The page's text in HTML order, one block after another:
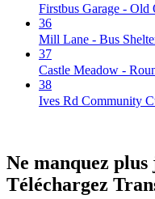
Firstbus Garage - Old
36
Mill Lane - Bus
37
Castle Meadow -
38
Ives Rd Community
Ne manquez
Téléchargez